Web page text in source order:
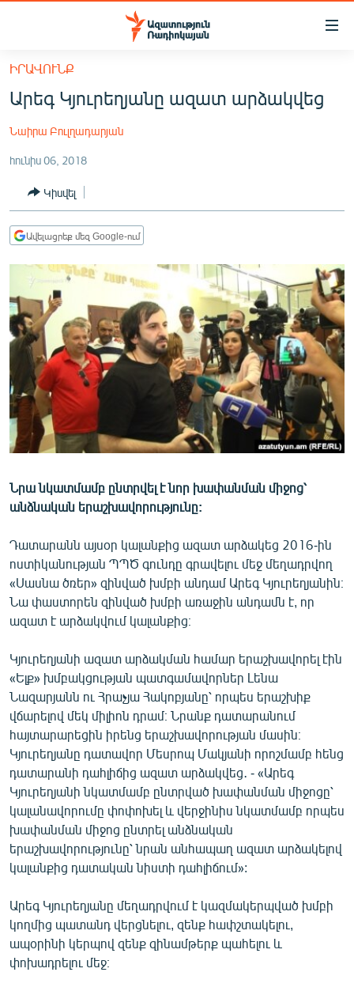
Մատչելիության
հիմնական
բովանդակությանը
հիմնական
մենյուին
ՀԱՅԱՍՏԱՆ
ՔԱՂԱՔԱԿԱՆ
ԸՆՏՐՈՒԹՅՈՒՆՆԵՐ 2026
ԻՐԱՎՈՒՆՔ
ՀԱՍԱՐԱԿՈՒԹՅՈՒՆ
ՂԱՐԱԲԱՂ
ՊԱՏԵՐԱԶՄԻ 6 ՇԱԲԱԹՆԵՐԸ
ՏԱՐԱԾԱՇՐՋԱՆ
ՄԻՋԱԶԳԱՅԻՆ
ՄՇԱԿՈՒՅԹ
ՍՊՈՐՏ
ՄԵԿՆԱԲԱՆՈՒԹՅՈՒՆ
ՏՏ ԵՒ ԻՆՏԵՐՆԵՏ
ԿՈՐՈՆԱՎԻՐՈՒՍ
ԱՐԽԻՎ
ՏԵՍԱՆՅՈՒԹԵՐ
ԲԱՆԱՎԵՃ
ՁԳՏԵԼՈՎ ԼԱՎԱԳՈՒՅՆԻՆ
ՓՈԴՔԱՍԹ
Հայերեն
English
Русский
ՀԵՏԵՎԵՔ ՄԵԶ
«Ազատության» բոլոր կայքերը
ԻՐԱՎՈՒՆՔ
Արեգ Կյուրեղյանը ազատ արձակվեց
Նաիրա Բուլղադարյան
հունիս 06, 2018
Կիսվել
Ավելացրեք մեզ Google-ում
Նրա նկատմամբ ընտրվել է նոր խափանման միջոց՝
անձնական երաշխավորությունը:
Դատարանն այսօր կալանքից ազատ արձակեց 2016-ին
ոստիկանության ՊՊԾ գունդը գրավելու մեջ մեղադրվող
«Սասնա ծռեր» զինված խմբի անդամ Արեգ Կյուրեղյանին։
Նա փաստորեն զինված խմբի առաջին անդամն է, որ
ազատ է արձակվում կալանքից։
Կյուրեղյանի ազատ արձակման համար երաշխավորել էին
«Ելք» խմբակցության պատգամավորներ Լենա
Նազարյանն ու Հրաչյա Հակոբյանը՝ որպես երաշխիք
վճարելով մեկ միլիոն դրամ։ Նրանք դատարանում
հայտարարեցին իրենց երաշխավորության մասին։
Կյուրեղյանը դատավոր Մեսրոպ Մակյանի որոշմամբ հենց
դատարանի դահլիճից ազատ արձակվեց․ - «Արեգ
Կյուրեղյանի նկատմամբ ընտրված խափանման միջոցը՝
կալանավորումը փոփոխել և վերջինիս նկատմամբ որպես
խափանման միջոց ընտրել անձնական
երաշխավորությունը՝ նրան անհապաղ ազատ արձակելով
կալանքից դատական նիստի դահլիճում»:
Արեգ Կյուրեղյանը մեղադրվում է կազմակերպված խմբի
կողմից պատանդ վերցնելու, զենք հափշտակելու,
ապօրինի կերպով զենք զինամթերք պահելու և
փոխադրելու մեջ։